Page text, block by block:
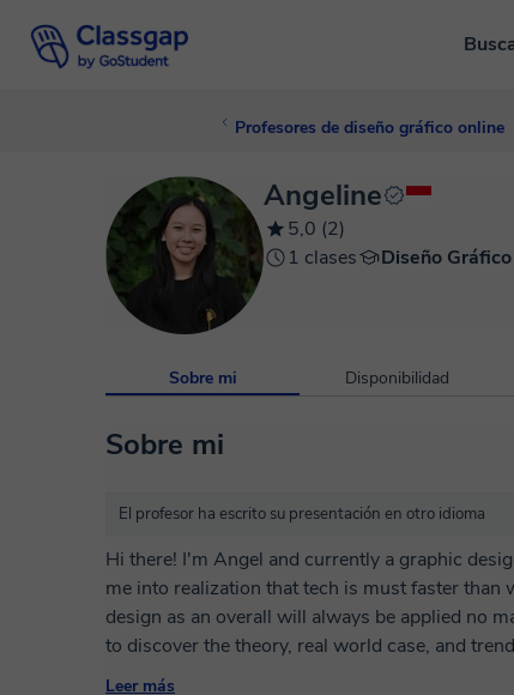
Profesores de diseño gráfico online
Angeline
5,0 (2)
1 clases
Diseño Gráfico
Sobre mi Disponibilidad
Sobre mi
El profesor ha escrito su presentación en otro idioma
Hi there! I'm Angel and currently a graphic
me into realization that tech is must faster
design as an overall will always be applied no
to discover the theory, real world case, and
applied in various work field. Design is easy,
Leer más